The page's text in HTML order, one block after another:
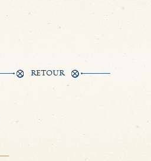
RETOUR